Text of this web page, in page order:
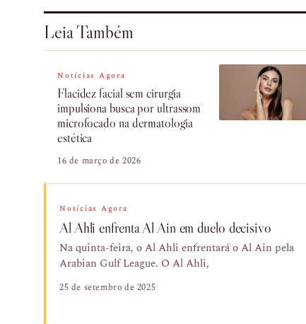
Leia Também
Notícias Agora
Flacidez facial sem cirurgia
impulsiona busca por ultrassom
microfocado na dermatologia
estética
16 de março de 2026
Notícias Agora
Al Ahli enfrenta Al Ain em duelo decisivo
Na quinta-feira, o Al Ahli enfrentará o Al Ain pela
Arabian Gulf League. O Al Ahli,
25 de setembro de 2025